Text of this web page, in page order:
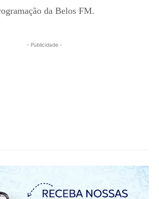
da Belos FM.
- Publicidade -